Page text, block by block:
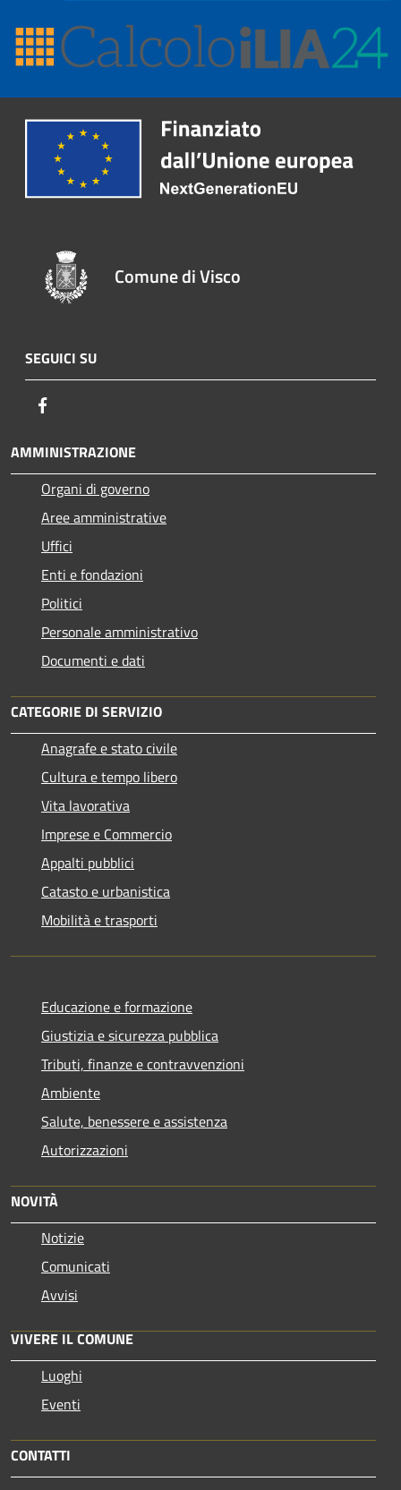
Comune di Visco
SEGUICI SU
AMMINISTRAZIONE
Organi di governo
Aree amministrative
Uffici
Enti e fondazioni
Politici
Personale amministrativo
Documenti e dati
CATEGORIE DI SERVIZIO
Anagrafe e stato civile
Cultura e tempo libero
Vita lavorativa
Imprese e Commercio
Appalti pubblici
Catasto e urbanistica
Mobilità e trasporti
Educazione e formazione
Giustizia e sicurezza pubblica
Tributi, finanze e contravvenzioni
Ambiente
Salute, benessere e assistenza
Autorizzazioni
NOVITÀ
Notizie
Comunicati
Avvisi
VIVERE IL COMUNE
Luoghi
Eventi
CONTATTI